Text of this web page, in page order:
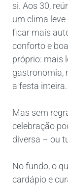
si. Aos 30,
um clima
ficar mais
conforto e
próprio: mais
gastronomia,
a festa inteira.
Mas sem
celebração
diversa – ou
No fundo, o
cardápio e